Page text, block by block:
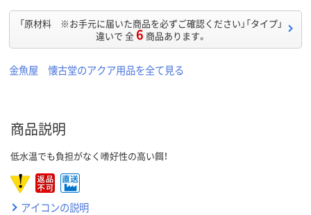
「原材料 ※お手元に届いた商品を必ずご確認ください」「タイプ」
違いで 全6 商品あります。
金魚屋 懐古堂のアクア用品を全て見る
商品説明
低水温でも負担がなく嗜好性の高い餌！
アイコンの説明